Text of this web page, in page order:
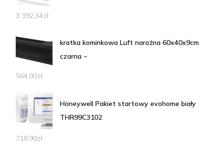
3 392,34zł
kratka kominkowa Luft narożna 60x40x9cm
czarna ~
564,00zł
Honeywell Pakiet startowy evohome biały
THR99C3102
718,90zł